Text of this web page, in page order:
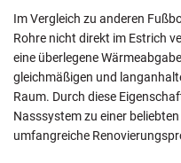
Im Vergleich zu anderen
Rohre nicht direkt im Estrich
eine überlegene
gleichmäßigen und
Raum. Durch diese
Nasssystem zu einer
umfangreiche